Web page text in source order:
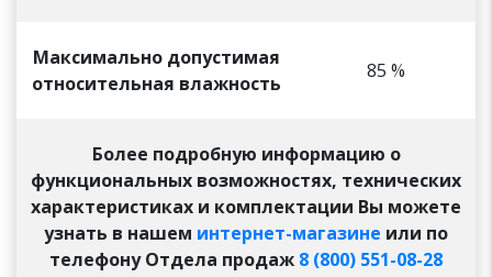
Максимально допустимая
относительная влажность
85 %
Более подробную информацию о
функциональных возможностях, технических
характеристиках и комплектации Вы можете
узнать в нашем интернет-магазине или по
телефону Отдела продаж 8 (800) 551-08-28